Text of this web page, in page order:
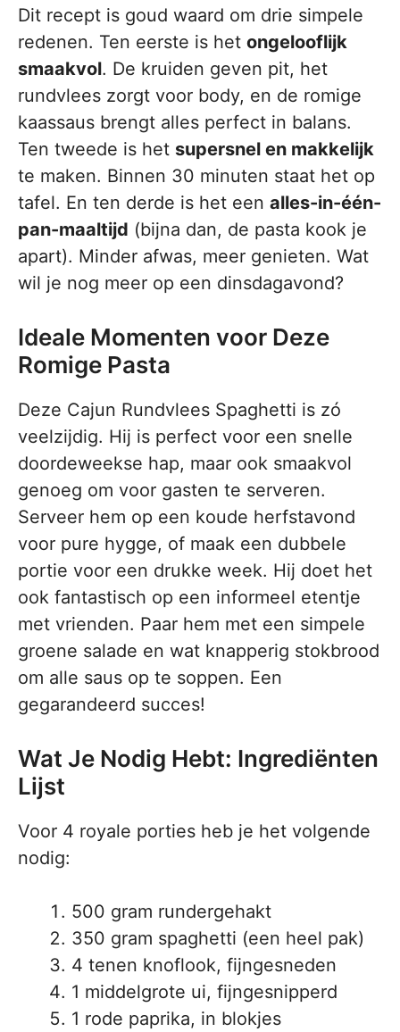
Dit recept is goud waard om drie simpele
redenen. Ten eerste is het ongelooflijk
smaakvol. De kruiden geven pit, het
rundvlees zorgt voor body, en de romige
kaassaus brengt alles perfect in balans.
Ten tweede is het supersnel en makkelijk
te maken. Binnen 30 minuten staat het op
tafel. En ten derde is het een alles-in-één-
pan-maaltijd (bijna dan, de pasta kook je
apart). Minder afwas, meer genieten. Wat
wil je nog meer op een dinsdagavond?
Ideale Momenten voor Deze
Romige Pasta
Deze Cajun Rundvlees Spaghetti is zó
veelzijdig. Hij is perfect voor een snelle
doordeweekse hap, maar ook smaakvol
genoeg om voor gasten te serveren.
Serveer hem op een koude herfstavond
voor pure hygge, of maak een dubbele
portie voor een drukke week. Hij doet het
ook fantastisch op een informeel etentje
met vrienden. Paar hem met een simpele
groene salade en wat knapperig stokbrood
om alle saus op te soppen. Een
gegarandeerd succes!
Wat Je Nodig Hebt: Ingrediënten
Lijst
Voor 4 royale porties heb je het volgende
nodig:
500 gram rundergehakt
350 gram spaghetti (een heel pak)
4 tenen knoflook, fijngesneden
1 middelgrote ui, fijngesnipperd
1 rode paprika, in blokjes